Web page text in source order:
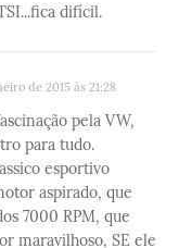
difícil.
de 2015 às 21:28
pela VW,
para tudo.
esportivo
aspirado, que
7000 RPM, que
maravilhoso, SE ele